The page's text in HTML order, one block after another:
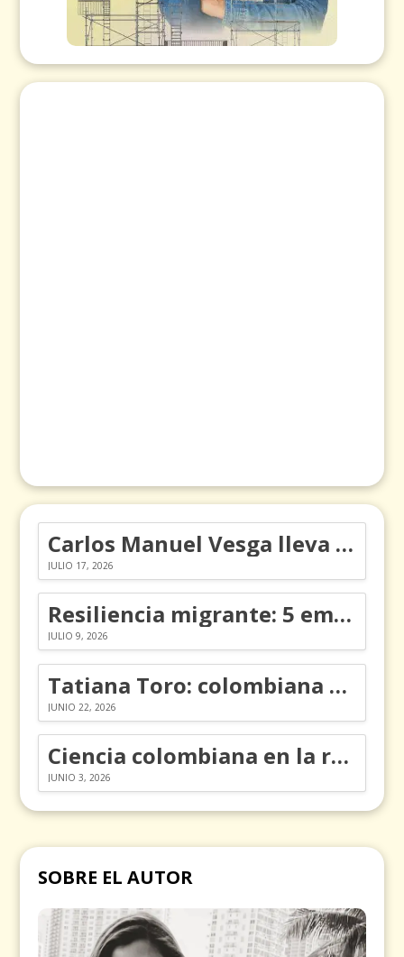
Carlos Manuel Vesga lleva el nombre de Colombia a los Emmy
JULIO 17, 2026
Resiliencia migrante: 5 emociones y cómo gestionarlas
JULIO 9, 2026
Tatiana Toro: colombiana que cambió la historia de las matemáticas
JUNIO 22, 2026
Ciencia colombiana en la revolución de los órganos en chips
JUNIO 3, 2026
SOBRE EL AUTOR